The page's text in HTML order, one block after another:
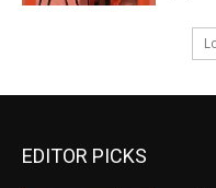
EDITOR PICKS